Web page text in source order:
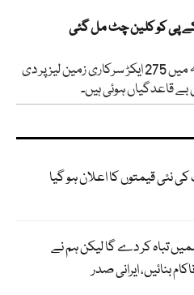
پی کو کلین چٹ مل گئی
سابقہ کے پی حکومت نے مالم جبہ میں 275 ایکڑ سرکاری زمین لیز پر دی
بے قاعدگیاں ہوئی ہیں۔
نئی قیمتوں کا اعلان ہو گیا
تباہ کر دے گا لیکن ہم نے
بنائیں، ایرانی صدر